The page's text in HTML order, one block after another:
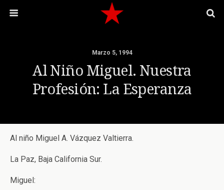
Marzo 5, 1994
Al Niño Miguel. Nuestra
Profesión: La Esperanza
Al niño Miguel A. Vázquez Valtierra.
La Paz, Baja California Sur.
Miguel: